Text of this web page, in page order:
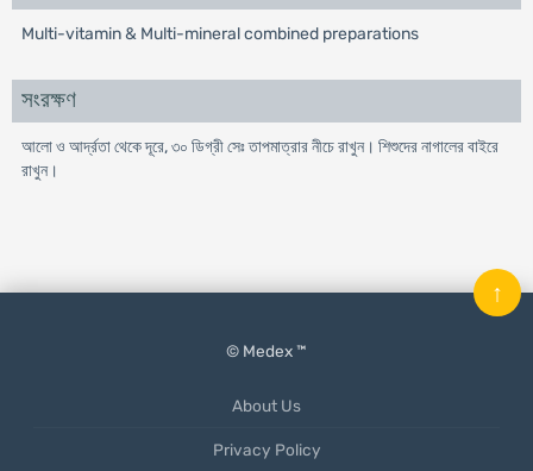
Multi-vitamin & Multi-mineral combined preparations
সংরক্ষণ
আলো ও আর্দ্রতা থেকে দূরে, ৩০ ডিগ্রী সেঃ তাপমাত্রার নীচে রাখুন। শিশুদের নাগালের বাইরে
রাখুন।
© Medex ™
About Us
Privacy Policy
↑